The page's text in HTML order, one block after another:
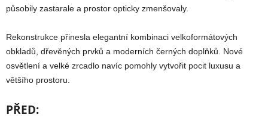
působily zastarale a prostor opticky zmenšovaly.
Rekonstrukce přinesla elegantní kombinaci velkoformátových
obkladů, dřevěných prvků a moderních černých doplňků. Nové
osvětlení a velké zrcadlo navíc pomohly vytvořit pocit luxusu a
většího prostoru.
PŘED: